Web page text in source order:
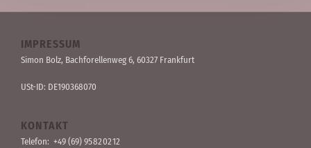
IMPRESSUM
Simon Bolz, Bachforellen­weg 6, 60327 Frankfurt
USt-ID: DE190368070
KONTAKT
Telefon: +49 (69) 95 82 02 12